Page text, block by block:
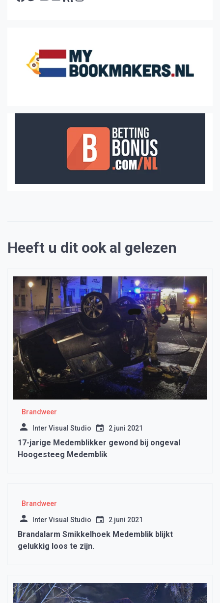
Heeft u dit ook al gelezen
Brandweer
Inter Visual Studio 2 juni 2021
17-jarige Medemblikker gewond bij ongeval
Hoogesteeg Medemblik
Brandweer
Inter Visual Studio 2 juni 2021
Brandalarm Smikkelhoek Medemblik blijkt
gelukkig loos te zijn.